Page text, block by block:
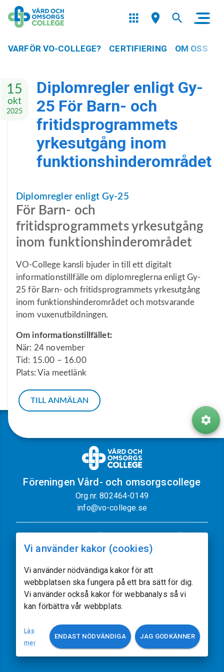
VARFÖR VO-COLLEGE? CERTIFIERING OM OSS
15
okt
2025
Diplomregler enligt Gy-
25 För Barn- och
fritidsprogrammets
yrkesutgång inom
funktionshinderområdet
Diplomregler enligt Gy-25
För Barn- och
fritidsprogrammets yrkesutgång
inom funktionshinderområdet
VO-College kansli bjuder in till ett digitalt
informationstillfälle om diplomreglerna enligt Gy-
25 för Barn- och fritidsprogrammets yrkesutgång
inom funktionshinderområdet och motsvarande
inom vuxenutbildningen.
Om informationstillfället:
När: 24 november
Tid: 15.00 – 16.00
Plats: Via meetlänk
TILL ANMÄLAN
Föreningen Vård- och omsorgscollege
Org.nr. 802464-0149
info@vo-college.se
Sajtkarta
Följ oss
Utvecklat av acczo.com
Vi använder kakor (cookies)
Vi använder nödvändiga kakor för att
webbplatsen ska fungera på ett bra sätt för dig.
Vi använder också kakor för webbanalys så vi
kan förbättra vår webbplats.
Läs
mer
ENDAST NÖDVÄNDIGA JAG GODKÄNNER